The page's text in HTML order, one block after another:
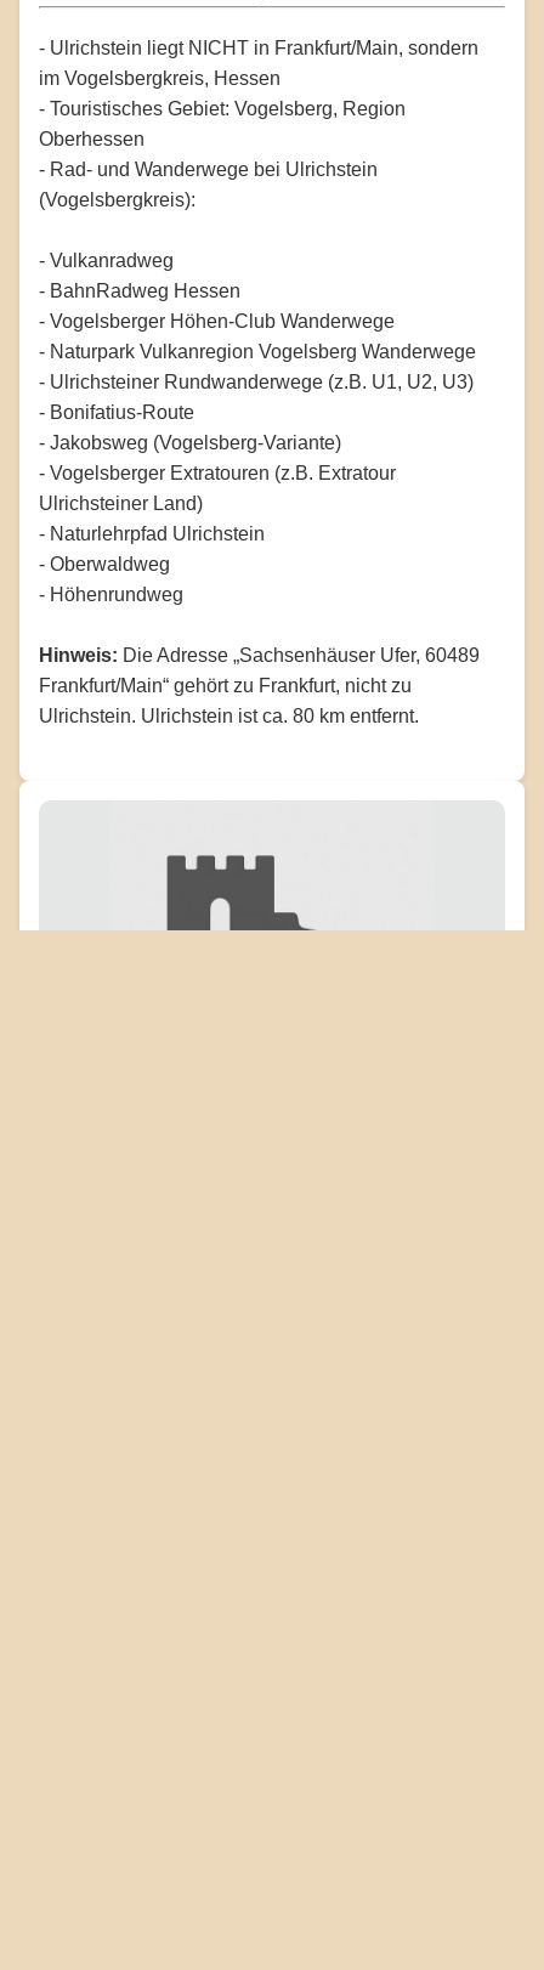
- Ulrichstein liegt NICHT in Frankfurt/Main, sondern
im Vogelsbergkreis, Hessen
- Touristisches Gebiet: Vogelsberg, Region
Oberhessen
- Rad- und Wanderwege bei Ulrichstein
(Vogelsbergkreis):
- Vulkanradweg
- BahnRadweg Hessen
- Vogelsberger Höhen-Club Wanderwege
- Naturpark Vulkanregion Vogelsberg Wanderwege
- Ulrichsteiner Rundwanderwege (z.B. U1, U2, U3)
- Bonifatius-Route
- Jakobsweg (Vogelsberg-Variante)
- Vogelsberger Extratouren (z.B. Extratour
Ulrichsteiner Land)
- Naturlehrpfad Ulrichstein
- Oberwaldweg
- Höhenrundweg
Hinweis: Die Adresse „Sachsenhäuser Ufer, 60489
Frankfurt/Main“ gehört zu Frankfurt, nicht zu
Ulrichstein. Ulrichstein ist ca. 80 km entfernt.